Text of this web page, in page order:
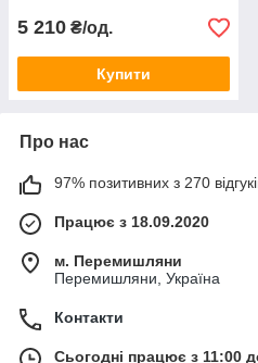
5 210 ₴/од.
Купити
Про нас
97% позитивних з 270
Працює з 18.09.2020
м. Перемишляни
Перемишляни, Україна
Контакти
Сьогодні працює з 11:00